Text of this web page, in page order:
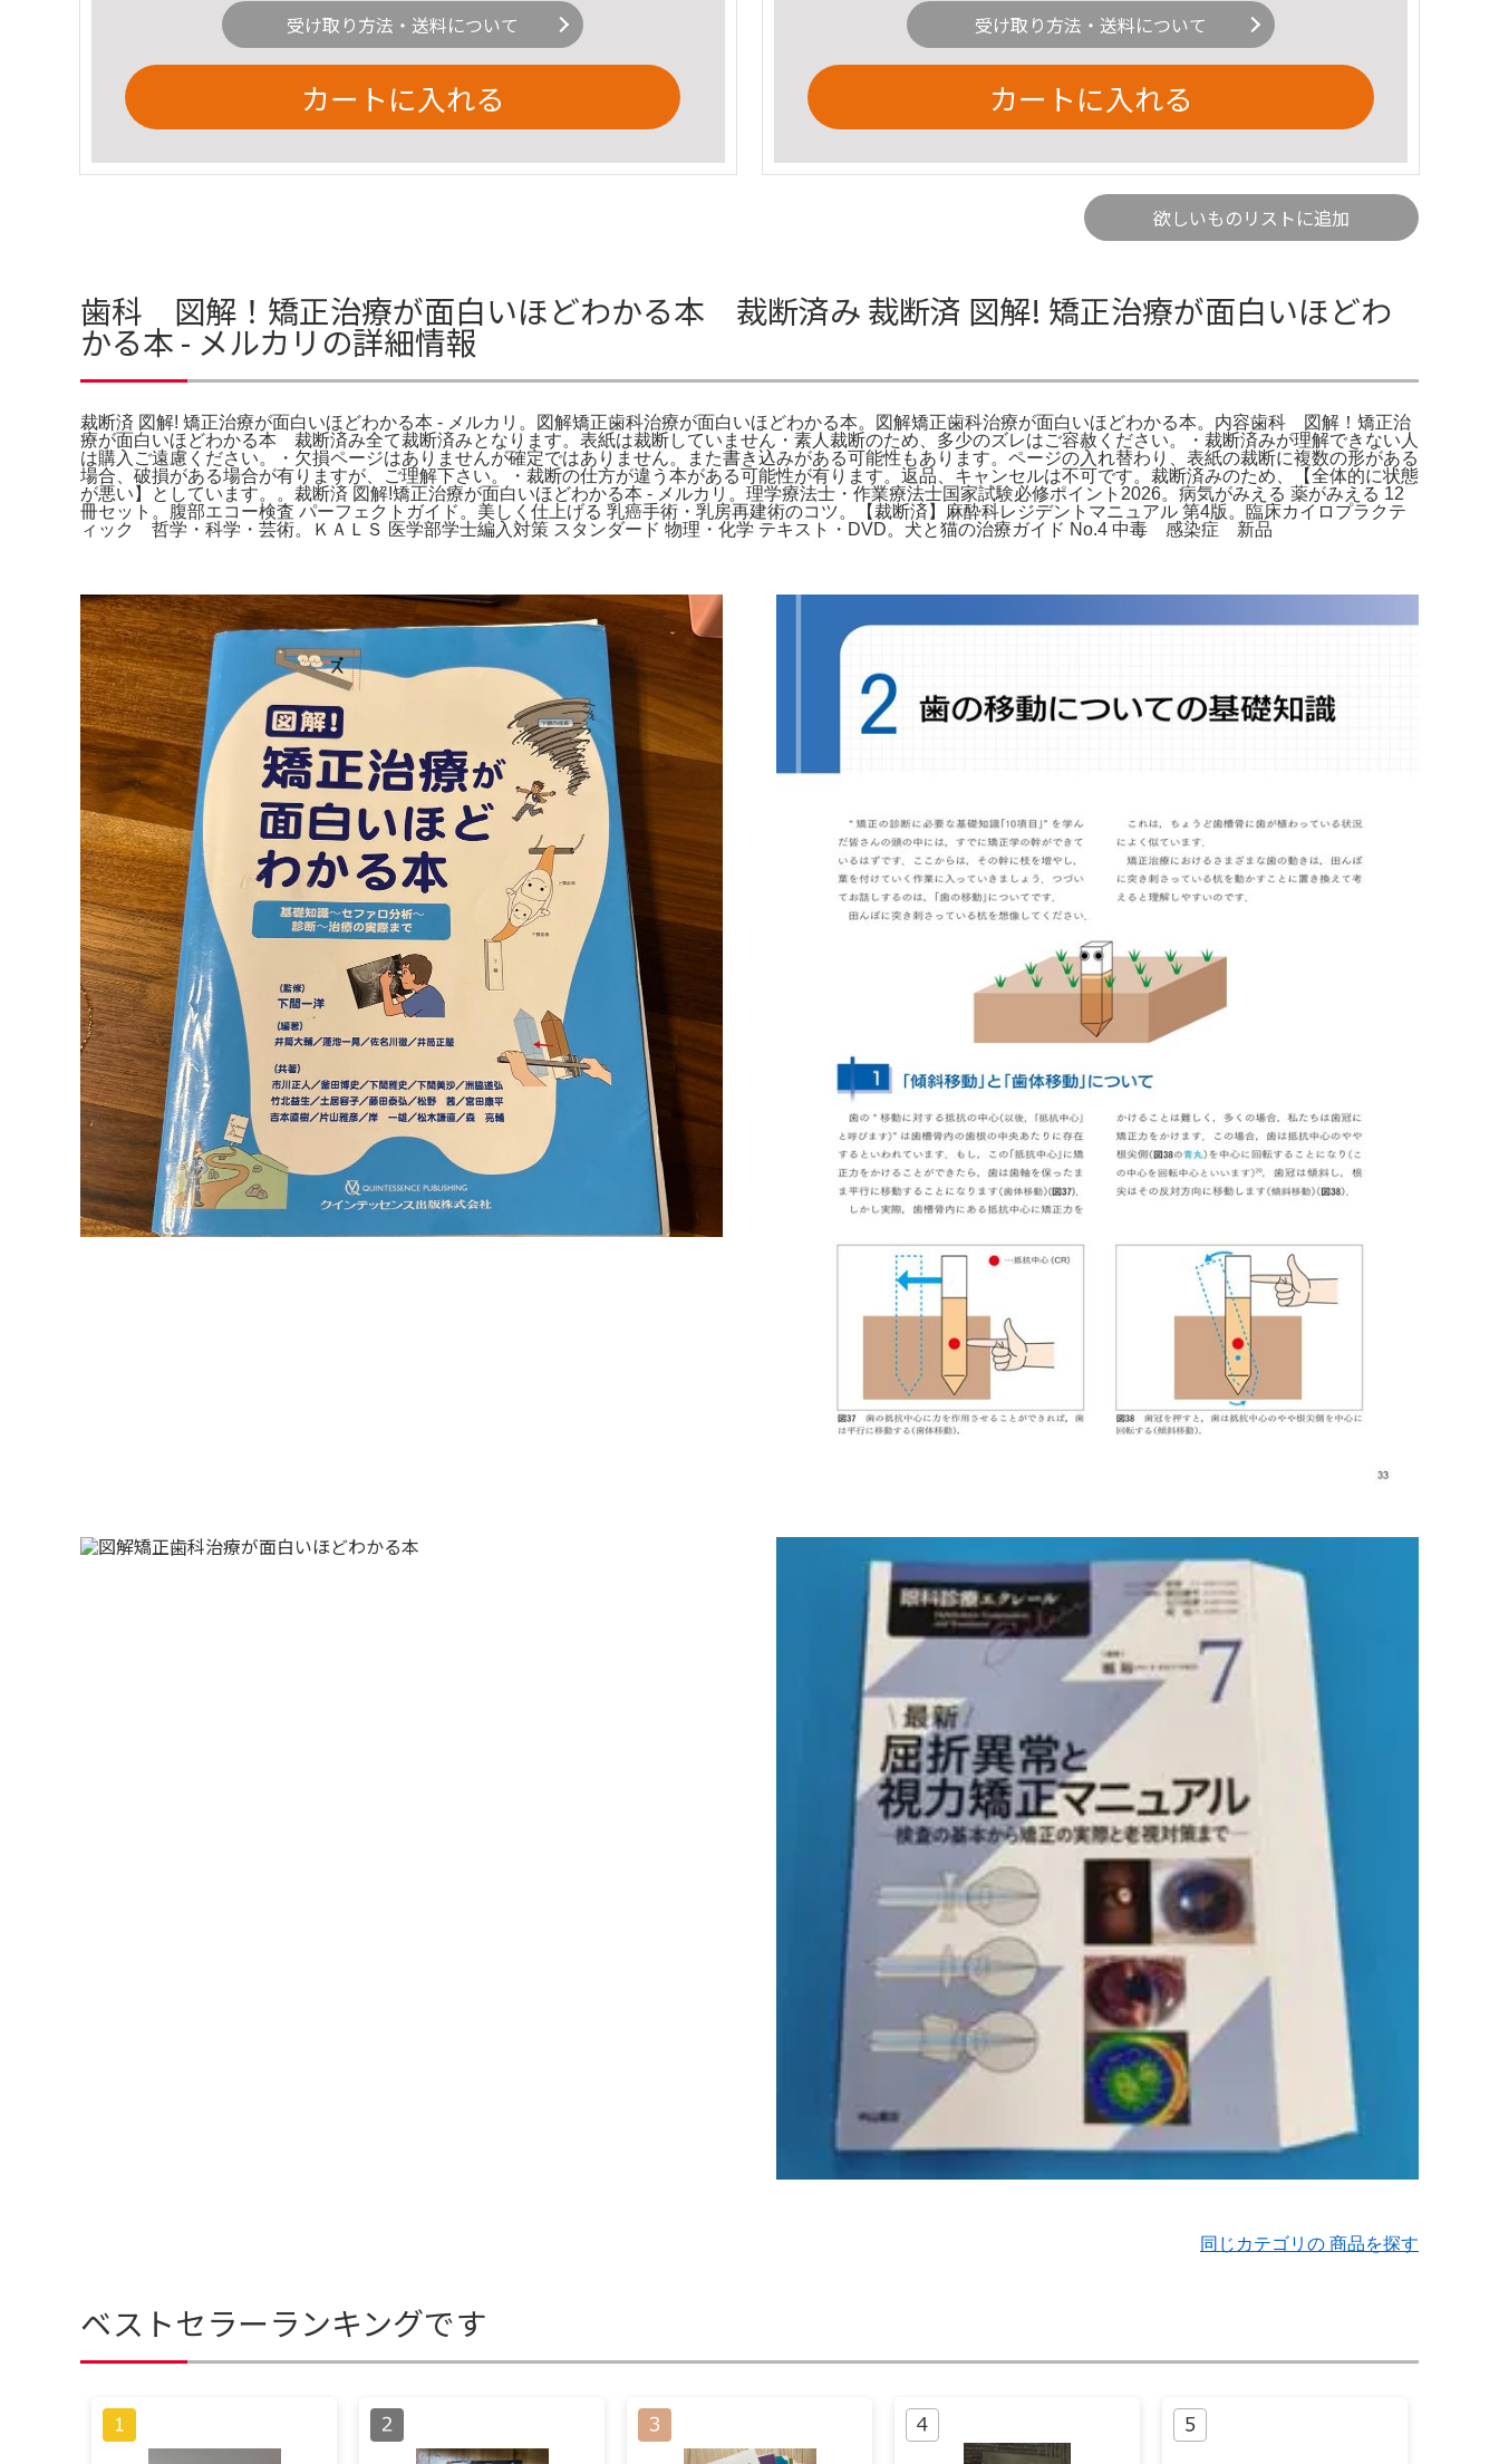
受け取り方法・送料について
カートに入れる
受け取り方法・送料について
カートに入れる
欲しいものリストに追加
歯科 図解！矯正治療が面白いほどわかる本 裁断済み 裁断済 図解! 矯正治療が面白いほどわ
かる本 - メルカリの詳細情報
裁断済 図解! 矯正治療が面白いほどわかる本 - メルカリ。図解矯正歯科治療が面白いほどわかる本。図解矯正歯科治療が面白いほどわかる本。内容歯科 図解！矯正治
療が面白いほどわかる本 裁断済み全て裁断済みとなります。表紙は裁断していません・素人裁断のため、多少のズレはご容赦ください。・裁断済みが理解できない人
は購入ご遠慮ください。・欠損ページはありませんが確定ではありません。また書き込みがある可能性もあります。ページの入れ替わり、表紙の裁断に複数の形がある
場合、破損がある場合が有りますが、ご理解下さい。・裁断の仕方が違う本がある可能性が有ります。返品、キャンセルは不可です。裁断済みのため、【全体的に状態
が悪い】としています。。裁断済 図解!矯正治療が面白いほどわかる本 - メルカリ。理学療法士・作業療法士国家試験必修ポイント2026。病気がみえる 薬がみえる 12
冊セット。腹部エコー検査 パーフェクトガイド。美しく仕上げる 乳癌手術・乳房再建術のコツ。【裁断済】麻酔科レジデントマニュアル 第4版。臨床カイロプラクテ
ィック 哲学・科学・芸術。ＫＡＬＳ 医学部学士編入対策 スタンダード 物理・化学 テキスト・DVD。犬と猫の治療ガイド No.4 中毒 感染症 新品
同じカテゴリの 商品を探す
ベストセラーランキングです